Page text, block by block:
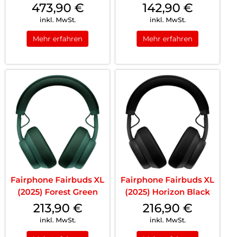
473,90 €
inkl. MwSt.
Mehr erfahren
142,90 €
inkl. MwSt.
Mehr erfahren
Fairphone Fairbuds XL
(2025) Forest Green
213,90 €
inkl. MwSt.
Fairphone Fairbuds XL
(2025) Horizon Black
216,90 €
inkl. MwSt.